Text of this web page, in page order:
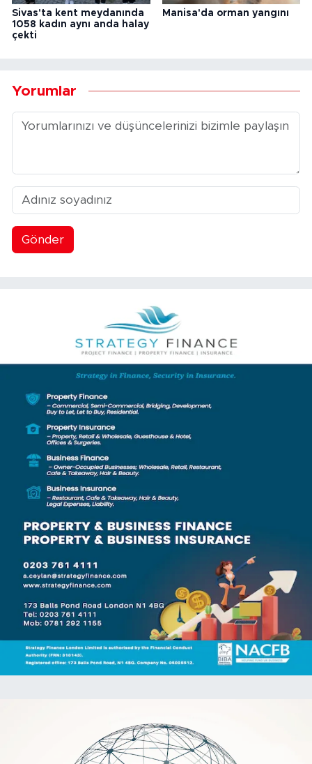
Sivas'ta kent meydanında
1058 kadın aynı anda halay
çekti
Manisa'da orman yangını
Yorumlar
Gönder